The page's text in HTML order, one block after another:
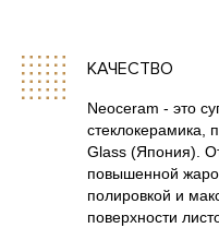
КАЧЕСТВО
Neoсeram - это
стеклокерамика,
Glass (Япония).
повышенной
полировкой и
поверхности